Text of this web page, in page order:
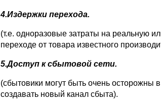
4.Издержки перехода.
(т.е. одноразовые затраты на реальную
переходе от товара известного
5.Доступ к сбытовой сети.
(сбытовики могут быть очень осторожны
создавать новый канал сбыта).